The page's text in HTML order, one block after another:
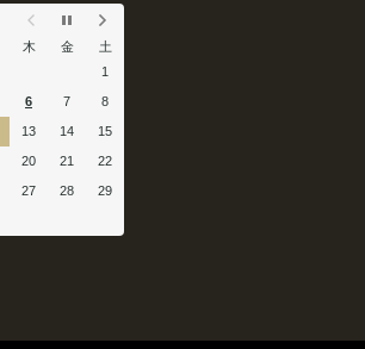
木 金
土
1
6 7 8
13 14 15
20 21 22
27 28 29